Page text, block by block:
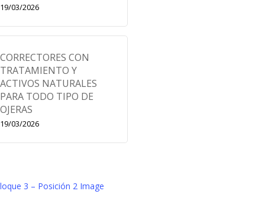
19/03/2026
CORRECTORES CON
TRATAMIENTO Y
ACTIVOS NATURALES
PARA TODO TIPO DE
OJERAS
19/03/2026